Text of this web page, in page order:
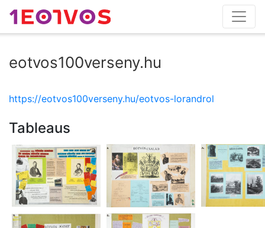
eotvos100verseny.hu
https://eotvos100verseny.hu/eotvos-lorandrol
Tableaus